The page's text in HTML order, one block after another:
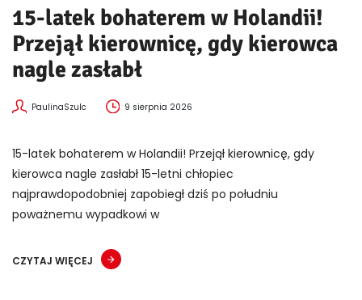
15-latek bohaterem w Holandii!
Przejął kierownicę, gdy kierowca
nagle zasłabł
PaulinaSzulc 9 sierpnia 2026
15-latek bohaterem w Holandii! Przejął kierownicę, gdy
kierowca nagle zasłabł 15-letni chłopiec
najprawdopodobniej zapobiegł dziś po południu
poważnemu wypadkowi w
CZYTAJ WIĘCEJ